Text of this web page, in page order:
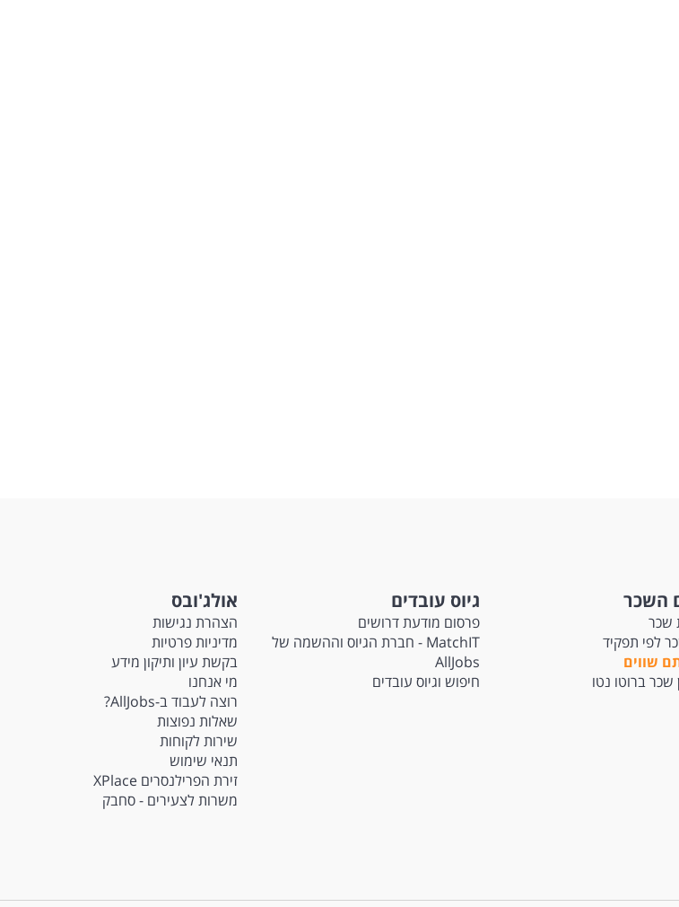
השכר
שכר
לפי תפקיד
שווים
ברוטו נטו
גיוס עובדים
פרסום מודעת דרושים
MatchIT - חברת הגיוס וההשמה של
AllJobs
חיפוש וגיוס עובדים
אולג'ובס
הצהרת נגישות
מדיניות פרטיות
בקשת עיון ותיקון מידע
מי אנחנו
רוצה לעבוד ב-AllJobs?
שאלות נפוצות
שירות לקוחות
תנאי שימוש
זירת הפרילנסרים XPlace
משרות לצעירים - סחבק